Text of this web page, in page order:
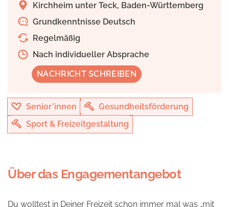
Kirchheim unter Teck, Baden-Württemberg
Grundkenntnisse Deutsch
Regelmäßig
Nach individueller Absprache
NACHRICHT SCHREIBEN
Senior*innen
Gesundheitsförderung
Sport & Freizeitgestaltung
Über das Engagementangebot
Du wolltest in Deiner Freizeit schon immer mal was „mit